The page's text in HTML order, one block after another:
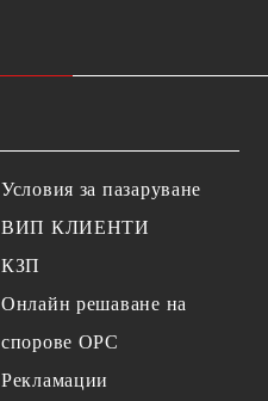
Условия за пазаруване
ВИП КЛИЕНТИ
КЗП
Онлайн решаване на
спорове OPC
Рекламации